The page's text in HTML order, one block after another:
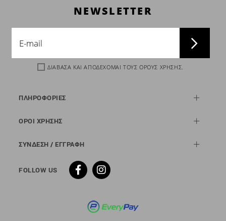
NEWSLETTER
ΔΙΑΒΑΣΑ ΚΑΙ ΑΠΟΔΕΧΟΜΑΙ ΤΟΥΣ ΟΡΟΥΣ ΧΡΗΣΗΣ.
ΠΛΗΡΟΦΟΡΙΕΣ
ΟΡΟΙ ΧΡΗΣΗΣ
ΣΥΝΔΕΣΗ / ΕΓΓΡΑΦΗ
FOLLOW US